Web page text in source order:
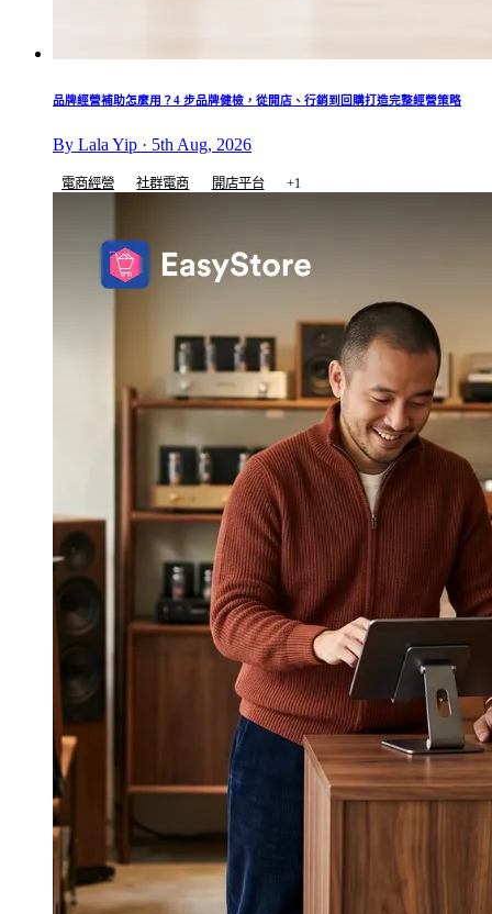
品牌經營補助怎麼用？4 步品牌健檢，從開店、行銷到回購打造完整經營策略
By Lala Yip · 5th Aug, 2026
電商經營 社群電商 開店平台 +1